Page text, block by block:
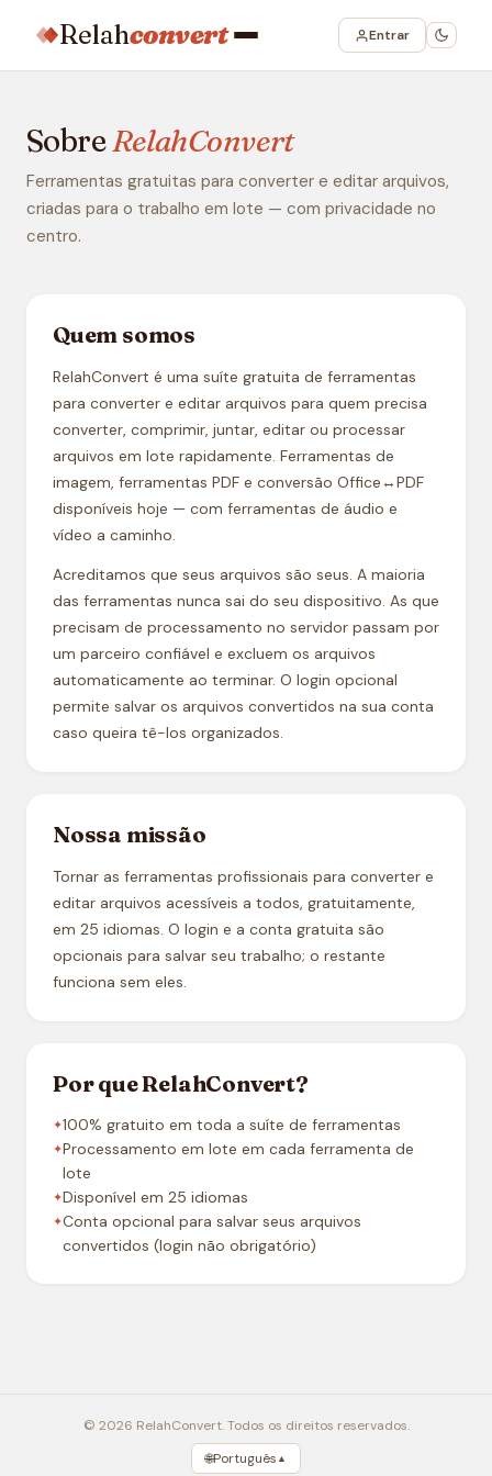
Relahconvert Entrar
SobreRelahConvert
Ferramentas gratuitas para converter e editar arquivos,
criadas para o trabalho em lote — com privacidade no
centro.
Quem somos
RelahConvert é uma suíte gratuita de ferramentas
para converter e editar arquivos para quem precisa
converter, comprimir, juntar, editar ou processar
arquivos em lote rapidamente. Ferramentas de
imagem, ferramentas PDF e conversão Office↔PDF
disponíveis hoje — com ferramentas de áudio e
vídeo a caminho.
Acreditamos que seus arquivos são seus. A maioria
das ferramentas nunca sai do seu dispositivo. As que
precisam de processamento no servidor passam por
um parceiro confiável e excluem os arquivos
automaticamente ao terminar. O login opcional
permite salvar os arquivos convertidos na sua conta
caso queira tê-los organizados.
Nossa missão
Tornar as ferramentas profissionais para converter e
editar arquivos acessíveis a todos, gratuitamente,
em 25 idiomas. O login e a conta gratuita são
opcionais para salvar seu trabalho; o restante
funciona sem eles.
Por que RelahConvert?
100% gratuito em toda a suíte de ferramentas
Processamento em lote em cada ferramenta de
lote
Disponível em 25 idiomas
Conta opcional para salvar seus arquivos
convertidos (login não obrigatório)
© 2026 RelahConvert. Todos os direitos reservados.
🌐Português ▲